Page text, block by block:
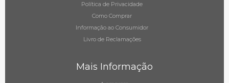
Política de Privacidade
Como Comprar
Informação ao Consumidor
Livro de Reclamações
Mais Informação